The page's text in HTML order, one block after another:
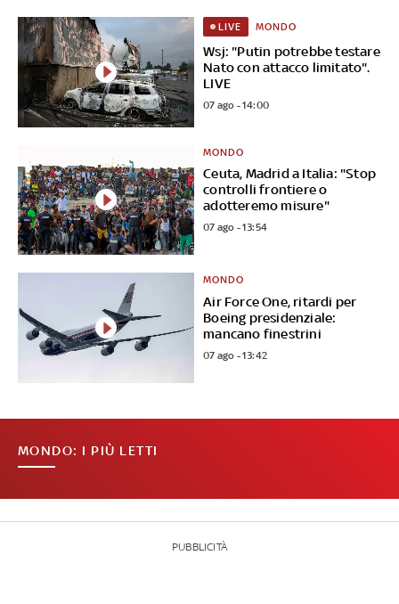
Wsj: "Putin potrebbe testare
Nato con attacco limitato".
LIVE
LIVE MONDO
07 ago - 14:00
Ceuta, Madrid a Italia: "Stop
controlli frontiere o
adotteremo misure"
MONDO
07 ago - 13:54
Air Force One, ritardi per
Boeing presidenziale:
mancano finestrini
MONDO
07 ago - 13:42
MONDO: I PIÙ LETTI
PUBBLICITÀ